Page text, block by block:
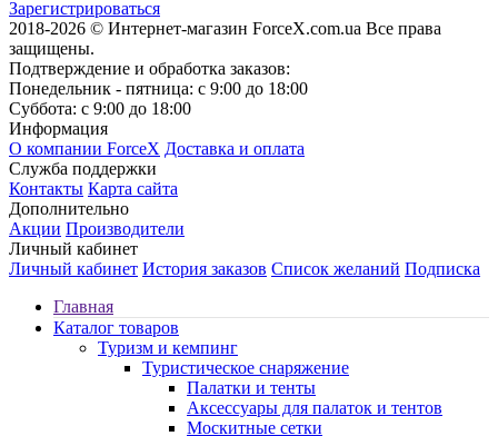
Зарегистрироваться
2018-2026 © Интернет-магазин ForceX.com.ua Все права
защищены.
Подтверждение и обработка заказов:
Понедельник - пятница: с 9:00 до 18:00
Суббота: с 9:00 до 18:00
Информация
О компании ForceX Доставка и оплата
Служба поддержки
Контакты Карта сайта
Дополнительно
Акции Производители
Личный кабинет
Личный кабинет История заказов Список желаний Подписка
Главная
Каталог товаров
Туризм и кемпинг
Туристическое снаряжение
Палатки и тенты
Аксессуары для палаток и тентов
Москитные сетки